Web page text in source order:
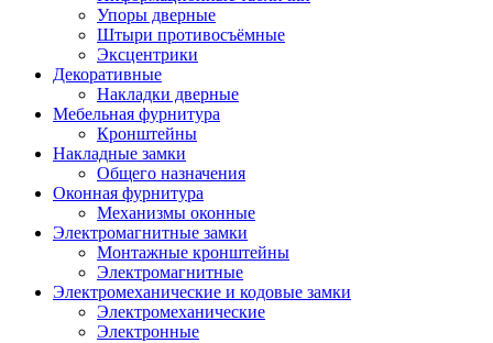
Упоры дверные
Штыри противосъёмные
Эксцентрики
Декоративные
Накладки дверные
Мебельная фурнитура
Кронштейны
Накладные замки
Общего назначения
Оконная фурнитура
Механизмы оконные
Электромагнитные замки
Монтажные кронштейны
Электромагнитные
Электромеханические и кодовые замки
Электромеханические
Электронные